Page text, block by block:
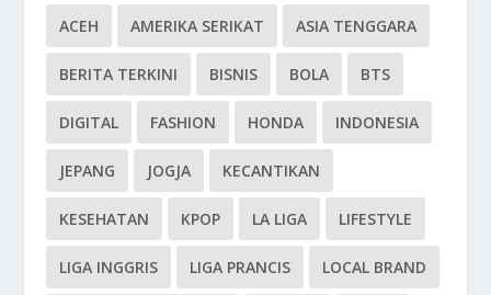
ACEH AMERIKA SERIKAT ASIA TENGGARA
BERITA TERKINI BISNIS BOLA BTS
DIGITAL FASHION HONDA INDONESIA
JEPANG JOGJA KECANTIKAN
KESEHATAN KPOP LA LIGA LIFESTYLE
LIGA INGGRIS LIGA PRANCIS LOCAL BRAND